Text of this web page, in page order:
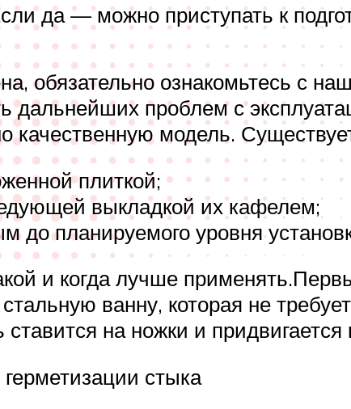
да — можно приступать к
обязательно ознакомьтесь с
дальнейших проблем с
качественную модель.
плиткой;
выкладкой их кафелем;
до планируемого уровня
и когда лучше
ванну, которая не
на ножки и придвигается
стыка